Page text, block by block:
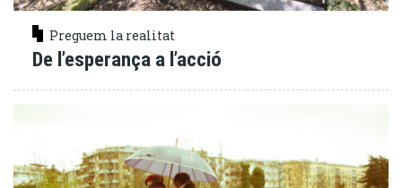
Preguem la realitat
De l’esperança a l’acció